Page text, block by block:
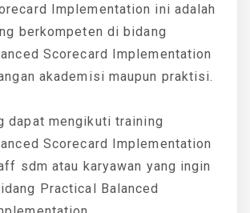
Implementation ini adalah
berkompeten di bidang
Scorecard Implementation
akademisi maupun praktisi.
dapat mengikuti training
Scorecard Implementation
sdm atau karyawan yang ingin
Practical Balanced